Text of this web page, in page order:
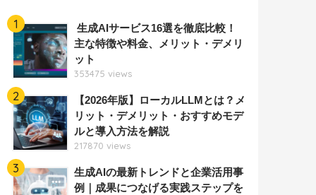
1
生成AIサービス16選を徹底比較！
主な特徴や料金、メリット・デメリ
ット
353475 views
2
【2026年版】ローカルLLMとは？メ
リット・デメリット・おすすめモデ
ルと導入方法を解説
217870 views
3
生成AIの最新トレンドと企業活用事
例｜成果につなげる実践ステップを